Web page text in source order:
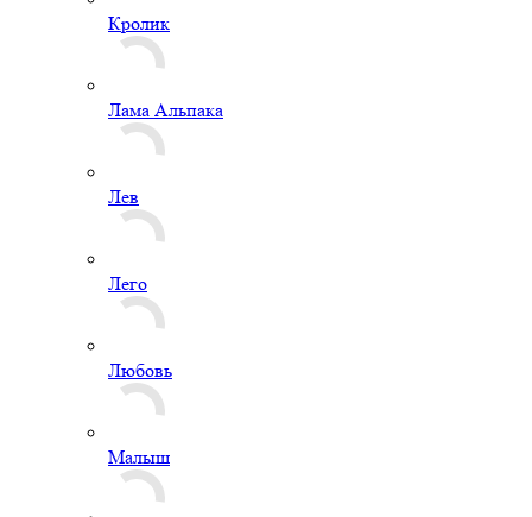
Кролик
Лама Альпака
Лев
Лего
Любовь
Малыш